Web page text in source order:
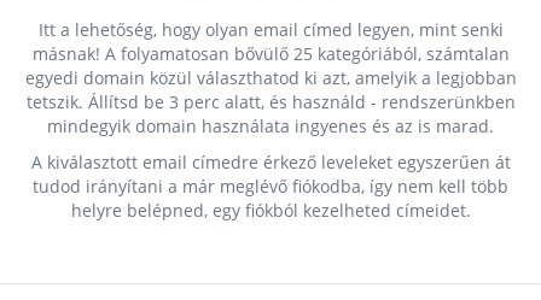
Itt a lehetőség, hogy olyan email címed legyen, mint senki
másnak! A folyamatosan bővülő 25 kategóriából, számtalan
egyedi domain közül választhatod ki azt, amelyik a legjobban
tetszik. Állítsd be 3 perc alatt, és használd - rendszerünkben
mindegyik domain használata ingyenes és az is marad.
A kiválasztott email címedre érkező leveleket egyszerűen át
tudod irányítani a már meglévő fiókodba, így nem kell több
helyre belépned, egy fiókból kezelheted címeidet.